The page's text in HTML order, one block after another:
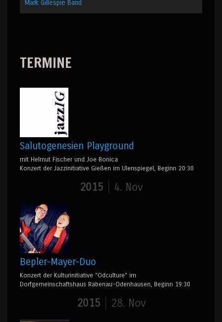
Mark Gillespie Band
TERMINE
Salutogenesien Playground
mit Helmut Fischer und Joe Bonica
Konzert der Jazzinitiative Gießen im Ulenspiegel, Beginn 20:30
2015 4. Nov
Bepler-Mayer-Duo
Konzert der Kulturinitiative "Odculture" im
Dorfgemeinschaftshaus Rabenau-Odenhausen, Beginn 19:30
2015 28. Nov